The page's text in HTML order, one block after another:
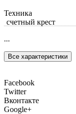
Техника
счетный крест
...
Все характеристики
Facebook
Twitter
Вконтакте
Google+